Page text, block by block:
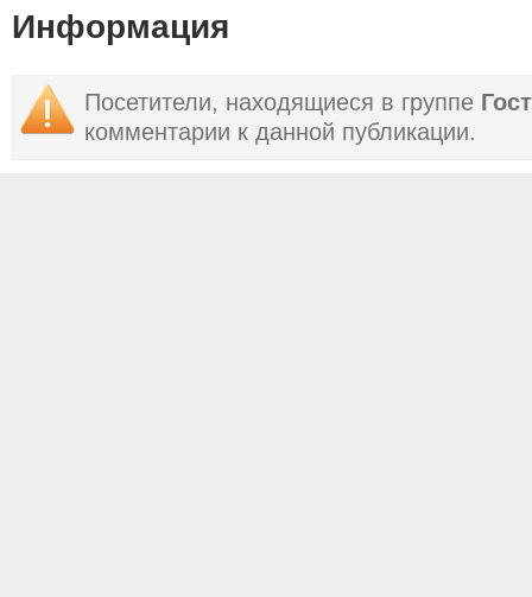
Информация
Посетители, находящиеся в группе
комментарии к данной публикации.